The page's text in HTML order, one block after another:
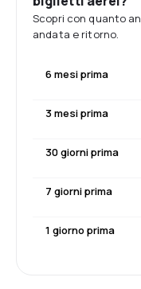
Scopri con quanto
andata e ritorno.
6 mesi prima
3 mesi prima
30 giorni prima
7 giorni prima
1 giorno prima